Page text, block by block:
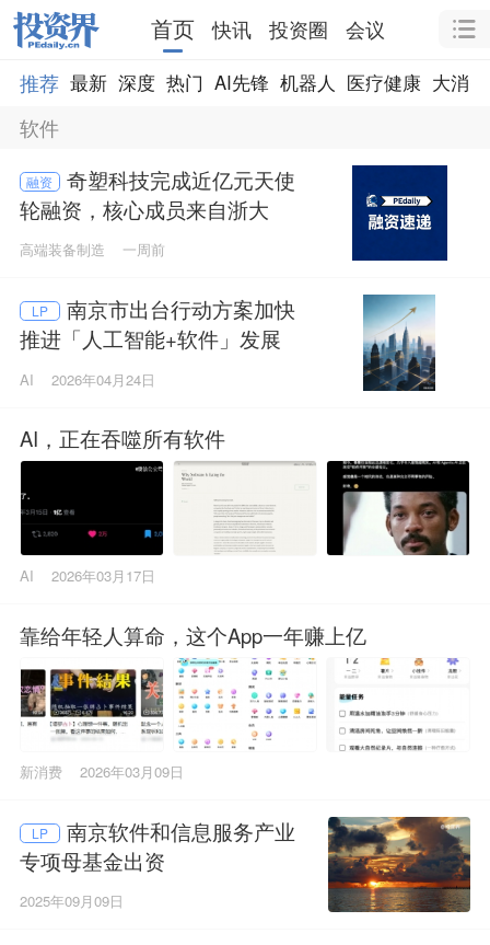
首页 快讯 投资圈
会议
推荐 最新 深度 热门 AI先锋 机器人 医疗健康 大消费
软件
融资
奇塑科技完成近亿元天使
轮融资，核心成员来自浙大
高端装备制造 一周前
LP
南京市出台行动方案加快
推进「人工智能+软件」发展
AI 2026年04月24日
AI，正在吞噬所有软件
AI 2026年03月17日
靠给年轻人算命，这个App一年赚上亿
新消费 2026年03月09日
LP
南京软件和信息服务产业
专项母基金出资
2025年09月09日